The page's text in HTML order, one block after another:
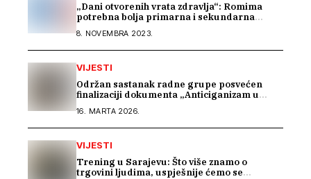
„Dani otvorenih vrata zdravlja“: Romima
potrebna bolja primarna i sekundarna
8. NOVEMBRA 2023.
VIJESTI
Održan sastanak radne grupe posvećen
finalizaciji dokumenta „Anticiganizam u
16. MARTA 2026.
VIJESTI
Trening u Sarajevu: Što više znamo o
trgovini ljudima, uspješnije ćemo se